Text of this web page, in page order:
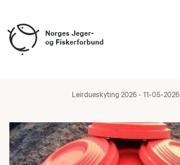
Leirdueskyting 2026 - 11-05-2026